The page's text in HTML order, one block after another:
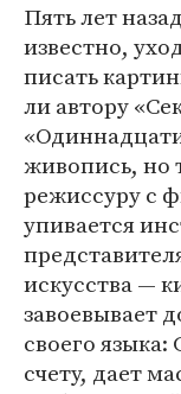
Пять лет
известно,
писать
ли автору
живопись, но
режиссуру с
упивается
искусства —
завоевывает
своего
счету, дает